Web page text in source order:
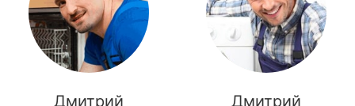
Дмитрий
Дмитрий